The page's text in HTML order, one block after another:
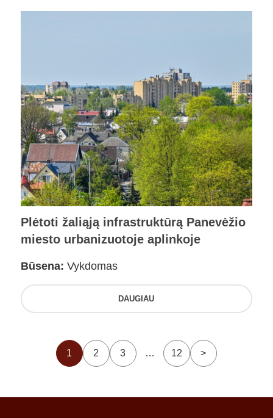
Plėtoti žaliąją infrastruktūrą Panevėžio
miesto urbanizuotoje aplinkoje
Būsena: Vykdomas
DAUGIAU
1 2 3 … 12 >